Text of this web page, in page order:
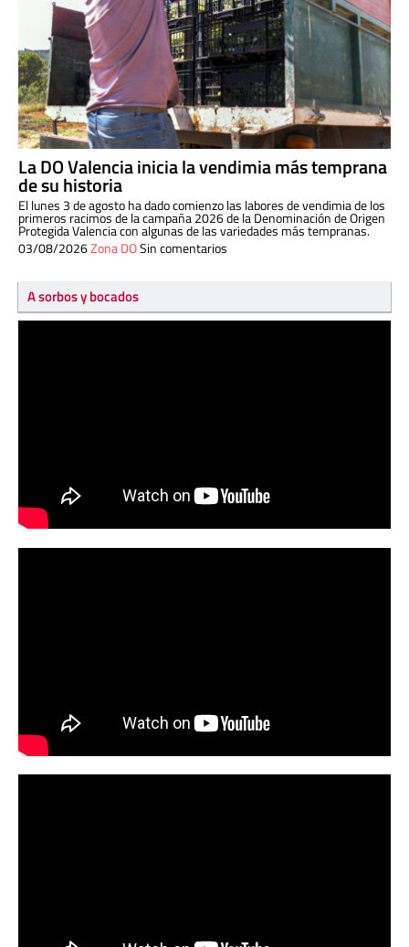
La DO Valencia inicia la vendimia más temprana
de su historia
El lunes 3 de agosto ha dado comienzo las labores de vendimia de los
primeros racimos de la campaña 2026 de la Denominación de Origen
Protegida Valencia con algunas de las variedades más tempranas.
03/08/2026Zona DOSin comentarios
A sorbos y bocados